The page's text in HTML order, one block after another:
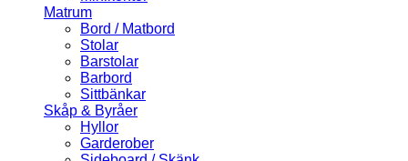
Matrum
Bord / Matbord
Stolar
Barstolar
Barbord
Sittbänkar
Skåp & Byråer
Hyllor
Garderober